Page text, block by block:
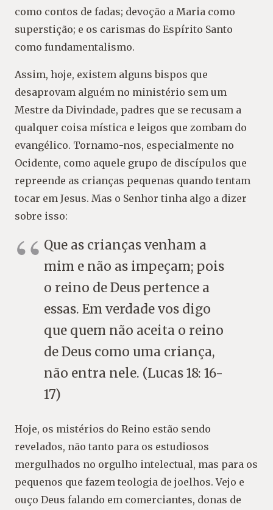
como contos de fadas; devoção a Maria como
superstição; e os carismas do Espírito Santo
como fundamentalismo.
Assim, hoje, existem alguns bispos que
desaprovam alguém no ministério sem um
Mestre da Divindade, padres que se recusam a
qualquer coisa mística e leigos que zombam do
evangélico. Tornamo-nos, especialmente no
Ocidente, como aquele grupo de discípulos que
repreende as crianças pequenas quando tentam
tocar em Jesus. Mas o Senhor tinha algo a dizer
sobre isso:
Que as crianças venham a
mim e não as impeçam; pois
o reino de Deus pertence a
essas. Em verdade vos digo
que quem não aceita o reino
de Deus como uma criança,
não entra nele. (Lucas 18: 16-
17)
Hoje, os mistérios do Reino estão sendo
revelados, não tanto para os estudiosos
mergulhados no orgulho intelectual, mas para os
pequenos que fazem teologia de joelhos. Vejo e
ouço Deus falando em comerciantes, donas de